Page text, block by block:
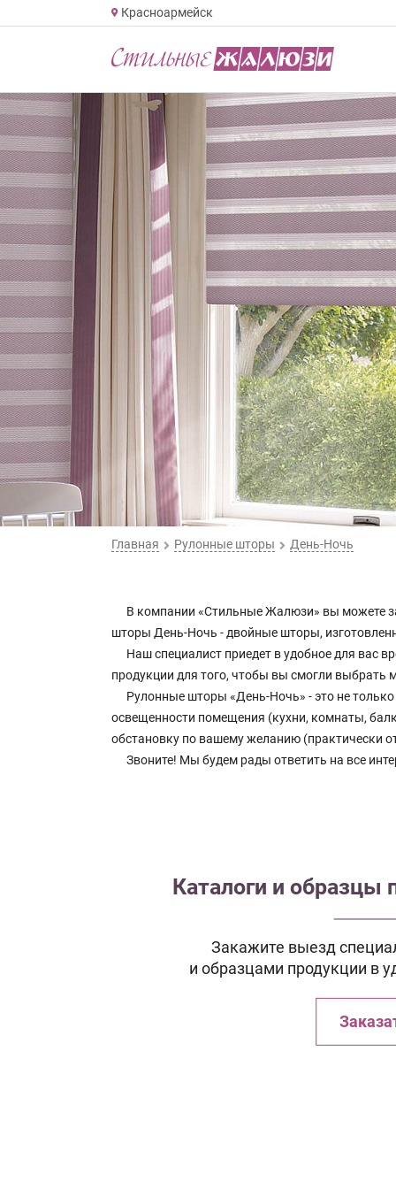
Красноармейск
Главная Рулонные шторы День-Ночь
В компании «Стильные Жалюзи» вы можете
шторы День-Ночь - двойные шторы,
Наш специалист приедет в удобное для вас
продукции для того, чтобы вы смогли
Рулонные шторы «День-Ночь» - это не
освещенности помещения (кухни, комнаты,
обстановку по вашему желанию (практически
Звоните! Мы будем рады ответить на все
Каталоги и образцы
Закажите выезд
и образцами продукции в